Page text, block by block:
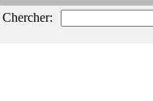
Chercher: